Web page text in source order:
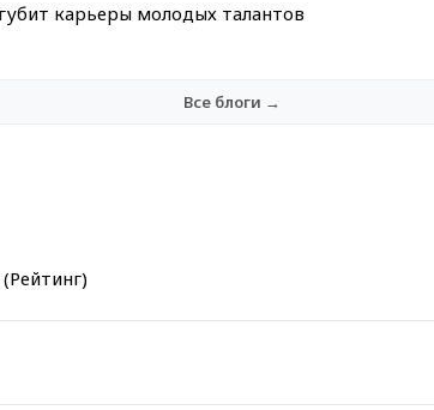
карьеры молодых талантов
Все блоги →